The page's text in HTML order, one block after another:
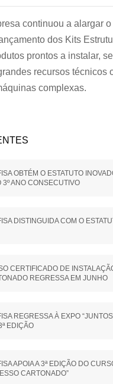
continuou a alargar
dos Kits
prontos a instalar,
recursos técnicos
complexas.
OBTÉM O ESTATUTO
3º ANO CONSECUTIVO
DISTINGUIDA COM O
CERTIFICADO DE
REGRESSA EM JUNHO
REGRESSA À EXPO
EDIÇÃO
APOIA A 3ª EDIÇÃO DO
CARTONADO”